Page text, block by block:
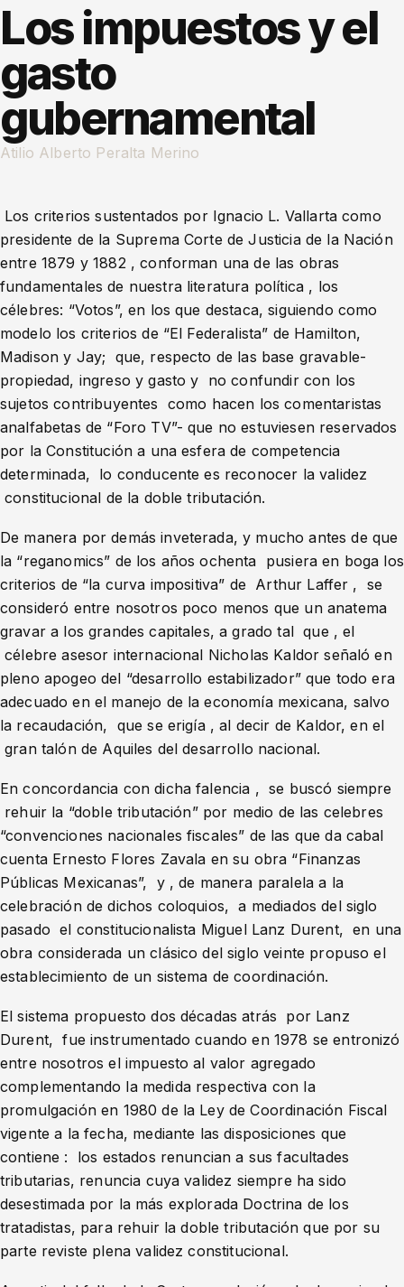
Los impuestos y el
gasto
gubernamental
Atilio Alberto Peralta Merino
Los criterios sustentados por Ignacio L. Vallarta como
presidente de la Suprema Corte de Justicia de la Nación
entre 1879 y 1882 , conforman una de las obras
fundamentales de nuestra literatura política , los
célebres: “Votos”, en los que destaca, siguiendo como
modelo los criterios de “El Federalista” de Hamilton,
Madison y Jay; que, respecto de las base gravable-
propiedad, ingreso y gasto y no confundir con los
sujetos contribuyentes como hacen los comentaristas
analfabetas de “Foro TV”- que no estuviesen reservados
por la Constitución a una esfera de competencia
determinada, lo conducente es reconocer la validez
constitucional de la doble tributación.
De manera por demás inveterada, y mucho antes de que
la “reganomics” de los años ochenta pusiera en boga los
criterios de “la curva impositiva” de Arthur Laffer , se
consideró entre nosotros poco menos que un anatema
gravar a los grandes capitales, a grado tal que , el
célebre asesor internacional Nicholas Kaldor señaló en
pleno apogeo del “desarrollo estabilizador” que todo era
adecuado en el manejo de la economía mexicana, salvo
la recaudación, que se erigía , al decir de Kaldor, en el
gran talón de Aquiles del desarrollo nacional.
En concordancia con dicha falencia , se buscó siempre
rehuir la “doble tributación” por medio de las celebres
“convenciones nacionales fiscales” de las que da cabal
cuenta Ernesto Flores Zavala en su obra “Finanzas
Públicas Mexicanas”, y , de manera paralela a la
celebración de dichos coloquios, a mediados del siglo
pasado el constitucionalista Miguel Lanz Durent, en una
obra considerada un clásico del siglo veinte propuso el
establecimiento de un sistema de coordinación.
El sistema propuesto dos décadas atrás por Lanz
Durent, fue instrumentado cuando en 1978 se entronizó
entre nosotros el impuesto al valor agregado
complementando la medida respectiva con la
promulgación en 1980 de la Ley de Coordinación Fiscal
vigente a la fecha, mediante las disposiciones que
contiene : los estados renuncian a sus facultades
tributarias, renuncia cuya validez siempre ha sido
desestimada por la más explorada Doctrina de los
tratadistas, para rehuir la doble tributación que por su
parte reviste plena validez constitucional.